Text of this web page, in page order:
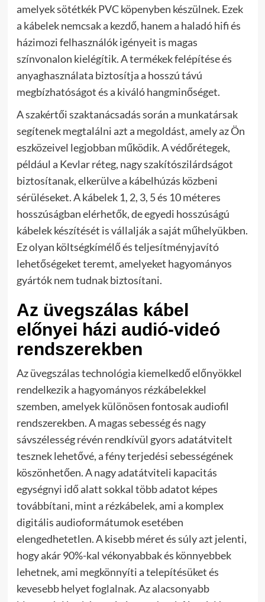
amelyek sötétkék PVC köpenyben készülnek. Ezek
a kábelek nemcsak a kezdő, hanem a haladó hifi és
házimozi felhasználók igényeit is magas
színvonalon kielégítik. A termékek felépítése és
anyaghasználata biztosítja a hosszú távú
megbízhatóságot és a kiváló hangminőséget.
A szakértői szaktanácsadás során a munkatársak
segítenek megtalálni azt a megoldást, amely az Ön
eszközeivel legjobban működik. A védőrétegek,
például a Kevlar réteg, nagy szakítószilárdságot
biztosítanak, elkerülve a kábelhúzás közbeni
sérüléseket. A kábelek 1, 2, 3, 5 és 10 méteres
hosszúságban elérhetők, de egyedi hosszúságú
kábelek készítését is vállalják a saját műhelyükben.
Ez olyan költségkímélő és teljesítményjavító
lehetőségeket teremt, amelyeket hagyományos
gyártók nem tudnak biztosítani.
Az üvegszálas kábel
előnyei házi audió-videó
rendszerekben
Az üvegszálas technológia kiemelkedő előnyökkel
rendelkezik a hagyományos rézkábelekkel
szemben, amelyek különösen fontosak audiofil
rendszerekben. A magas sebesség és nagy
sávszélesség révén rendkívül gyors adatátvitelt
tesznek lehetővé, a fény terjedési sebességének
köszönhetően. A nagy adatátviteli kapacitás
egységnyi idő alatt sokkal több adatot képes
továbbítani, mint a rézkábelek, ami a komplex
digitális audioformátumok esetében
elengedhetetlen. A kisebb méret és súly azt jelenti,
hogy akár 90%-kal vékonyabbak és könnyebbek
lehetnek, ami megkönnyíti a telepítésüket és
kevesebb helyet foglalnak. Az alacsonyabb